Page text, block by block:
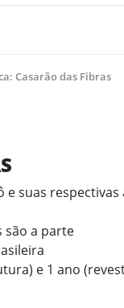
Casarão das Fibras
suas
são a parte
e 1 ano